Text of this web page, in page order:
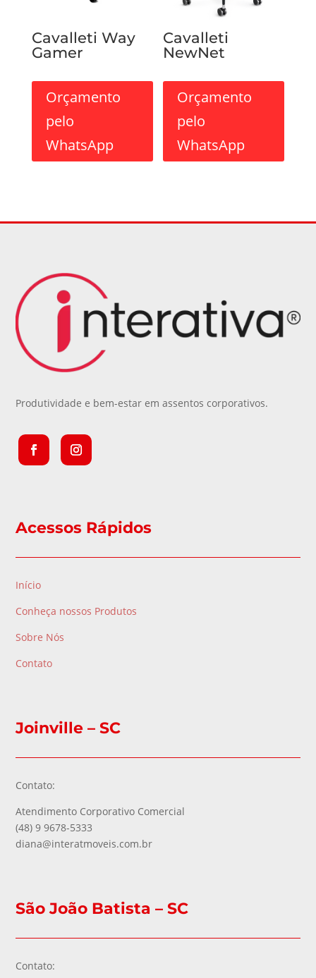
Cavalleti Way
Gamer
Orçamento
pelo
WhatsApp
Cavalleti
NewNet
Orçamento
pelo
WhatsApp
Produtividade e bem-estar em assentos corporativos.
Acessos Rápidos
Início
Conheça nossos Produtos
Sobre Nós
Contato
Joinville – SC
Contato:
Atendimento Corporativo Comercial
(48) 9 9678-5333
diana@interatmoveis.com.br
São João Batista – SC
Contato: